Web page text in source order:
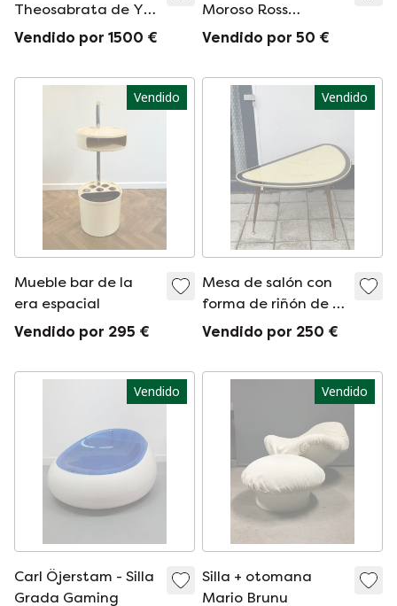
Theosabrata de Yos
&amp; Leonard
Vendido por 1500 €
Moroso Ross
Lovegrove
Vendido por 50 €
Vendido
Mueble bar de la
era espacial
Vendido por 295 €
Vendido
Mesa de salón con
forma de riñón de la
era espacial
atómica de ILSE
Mobel
Vendido por 250 €
Vendido
Carl Öjerstam - Silla
Grada Gaming
Vendido
Silla + otomana
Mario Brunu